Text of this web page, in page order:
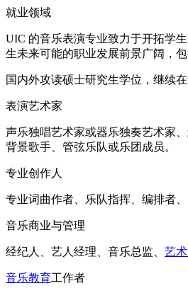
就业领域
UIC 的音乐表演专业致力于开拓学
生未来可能的职业发展前景广阔，包
国内外攻读硕士研究生学位，继续
表演艺术家
声乐独唱艺术家或器乐独奏艺术家、
背景歌手、管弦乐队或乐团成员。
专业创作人
专业词曲作者、乐队指挥、编排者、
音乐商业与管理
经纪人、艺人经理、音乐总监、 艺
音乐教育工作者